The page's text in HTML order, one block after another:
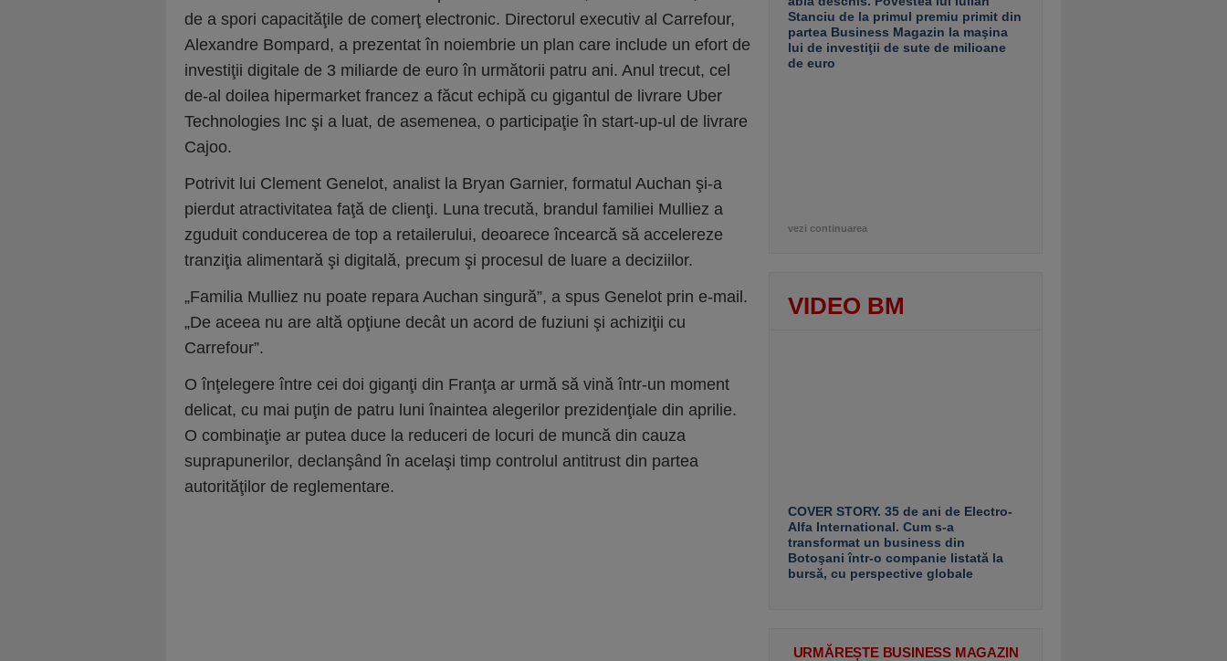
de a spori capacităţile de comerţ electronic. Directorul executiv al Carrefour,
Alexandre Bompard, a prezentat în noiembrie un plan care include un efort de
investiţii digitale de 3 miliarde de euro în următorii patru ani. Anul trecut, cel
de-al doilea hipermarket francez a făcut echipă cu gigantul de livrare Uber
Technologies Inc şi a luat, de asemenea, o participaţie în start-up-ul de livrare
Cajoo.
Potrivit lui Clement Genelot, analist la Bryan Garnier, formatul Auchan şi-a
pierdut atractivitatea faţă de clienţi. Luna trecută, brandul familiei Mulliez a
zguduit conducerea de top a retailerului, deoarece încearcă să accelereze
tranziţia alimentară şi digitală, precum şi procesul de luare a deciziilor.
„Familia Mulliez nu poate repara Auchan singură”, a spus Genelot prin e-mail.
„De aceea nu are altă opţiune decât un acord de fuziuni şi achiziţii cu
Carrefour”.
O înţelegere între cei doi giganţi din Franţa ar urmă să vină într-un moment
delicat, cu mai puţin de patru luni înaintea alegerilor prezidenţiale din aprilie.
O combinaţie ar putea duce la reduceri de locuri de muncă din cauza
suprapunerilor, declanşând în acelaşi timp controlul antitrust din partea
autorităţilor de reglementare.
Stanciu de la primul premiu primit din
partea Business Magazin la maşina
lui de investiţii de sute de milioane
de euro
vezi continuarea
VIDEO BM
COVER STORY. 35 de ani de Electro-
Alfa International. Cum s-a
transformat un business din
Botoşani într-o companie listată la
bursă, cu perspective globale
URMĂREȘTE BUSINESS MAGAZIN